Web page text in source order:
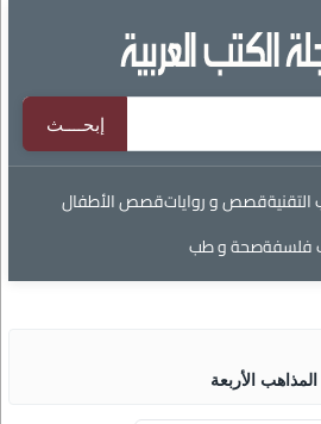
التقنيةقصص و رواياتقصص الأطفال
فلسفةصحة و طب
الأربعة